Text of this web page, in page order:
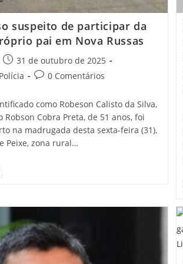
suspeito de participar da
pai em Nova Russas
Post
published:
31 de outubro de 2025
Polícia
Post0 Comentários
como Robeson Calisto da Silva,
Robson Cobra Preta, de 51 anos, foi
na madrugada desta sexta-feira (31),
Peixe, zona rural…